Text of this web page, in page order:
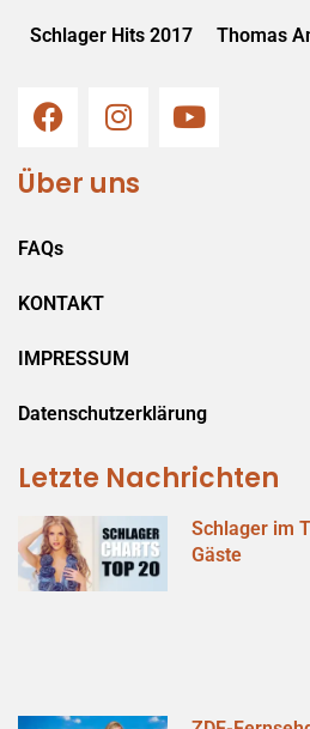
Schlager Hits 2017 Thomas
Über uns
FAQs
KONTAKT
IMPRESSUM
Datenschutzerklärung
Letzte Nachrichten
Schlager im
Gäste